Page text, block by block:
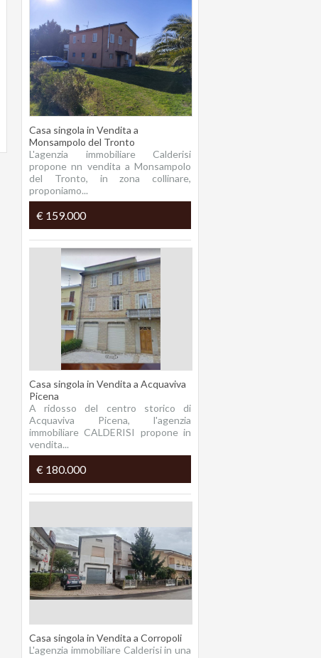
Casa singola in Vendita a
Monsampolo del Tronto
L'agenzia immobiliare Calderisi
propone nn vendita a Monsampolo
del Tronto, in zona collinare,
proponiamo...
€ 159.000
Casa singola in Vendita a Acquaviva
Picena
A ridosso del centro storico di
Acquaviva Picena, l'agenzia
immobiliare CALDERISI propone in
vendita...
€ 180.000
Casa singola in Vendita a Corropoli
L'agenzia immobiliare Calderisi in una